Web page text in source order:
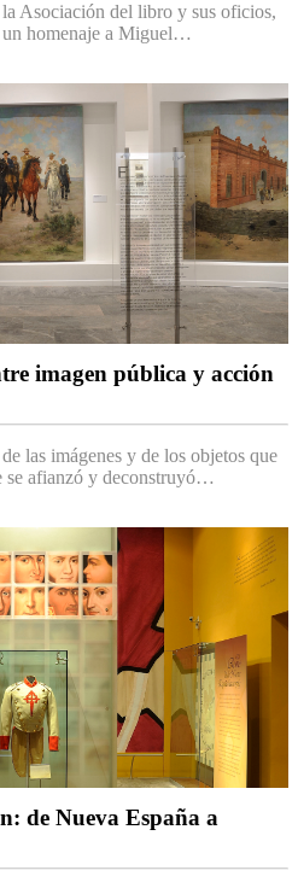
Asociación del libro y sus oficios,
un homenaje a Miguel…
imagen pública y acción
las imágenes y de los objetos que
se afianzó y deconstruyó…
de Nueva España a